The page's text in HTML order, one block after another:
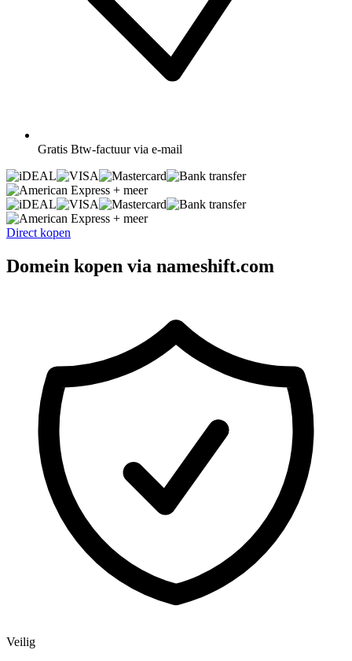
Gratis Btw-factuur via e-mail
+ meer
+ meer
Direct kopen
Domein kopen via nameshift.com
Veilig